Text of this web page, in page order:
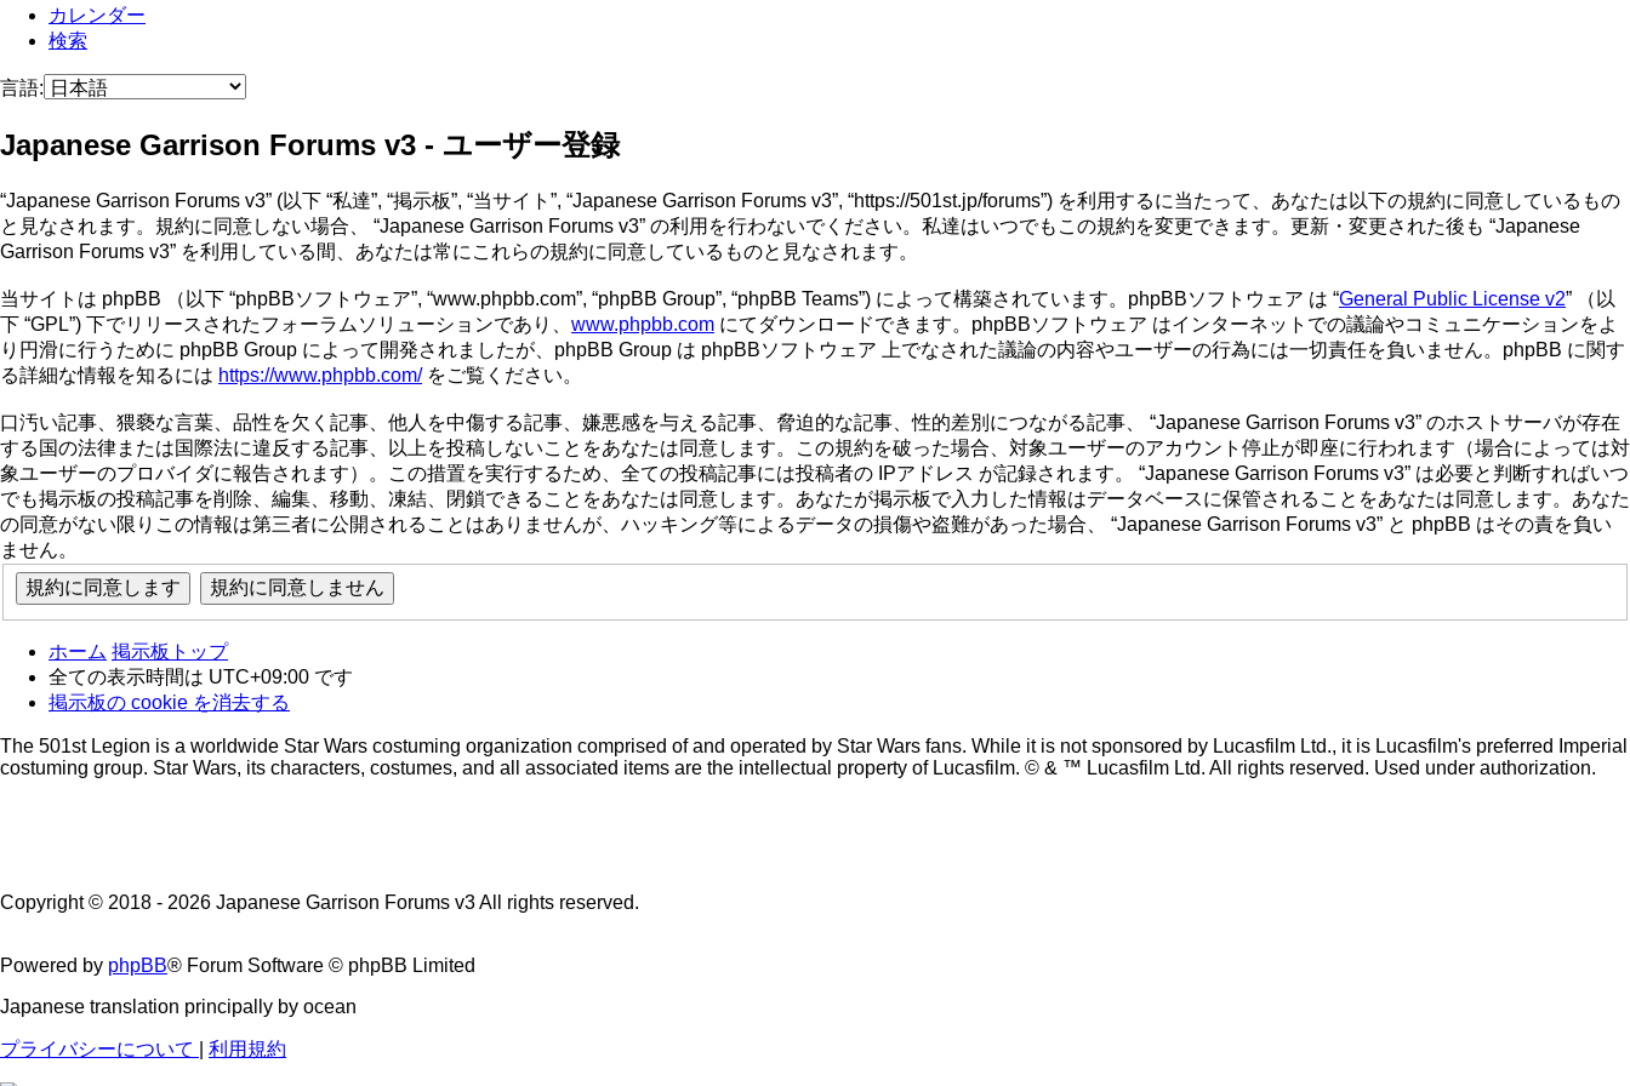
カレンダー
検索
言語:
Japanese Garrison Forums v3 - ユーザー登録
“Japanese Garrison Forums v3” (以下 “私達”, “掲示板”, “当サイト”, “Japanese Garrison Forums v3”, “https://501st.jp/forums”) を利用するに当たって、あなたは以下の規約に同意しているもの
と見なされます。規約に同意しない場合、 “Japanese Garrison Forums v3” の利用を行わないでください。私達はいつでもこの規約を変更できます。更新・変更された後も “Japanese
Garrison Forums v3” を利用している間、あなたは常にこれらの規約に同意しているものと見なされます。
当サイトは phpBB （以下 “phpBBソフトウェア”, “www.phpbb.com”, “phpBB Group”, “phpBB Teams”) によって構築されています。phpBBソフトウェア は “General Public License v2” （以
下 “GPL”) 下でリリースされたフォーラムソリューションであり、 www.phpbb.com にてダウンロードできます。phpBBソフトウェア はインターネットでの議論やコミュニケーションをよ
り円滑に行うために phpBB Group によって開発されましたが、phpBB Group は phpBBソフトウェア 上でなされた議論の内容やユーザーの行為には一切責任を負いません。phpBB に関す
る詳細な情報を知るには https://www.phpbb.com/をご覧ください。
口汚い記事、猥褻な言葉、品性を欠く記事、他人を中傷する記事、嫌悪感を与える記事、脅迫的な記事、性的差別につながる記事、 “Japanese Garrison Forums v3” のホストサーバが存在
する国の法律または国際法に違反する記事、以上を投稿しないことをあなたは同意します。この規約を破った場合、対象ユーザーのアカウント停止が即座に行われます（場合によっては対
象ユーザーのプロバイダに報告されます）。この措置を実行するため、全ての投稿記事には投稿者の IPアドレス が記録されます。 “Japanese Garrison Forums v3” は必要と判断すればいつ
でも掲示板の投稿記事を削除、編集、移動、凍結、閉鎖できることをあなたは同意します。あなたが掲示板で入力した情報はデータベースに保管されることをあなたは同意します。あなた
の同意がない限りこの情報は第三者に公開されることはありませんが、ハッキング等によるデータの損傷や盗難があった場合、 “Japanese Garrison Forums v3” と phpBB はその責を負い
ません。
ホーム 掲示板トップ
全ての表示時間は UTC+09:00 です
掲示板の cookie を消去する
The 501st Legion is a worldwide Star Wars costuming organization comprised of and operated by Star Wars fans. While it is not sponsored by Lucasfilm Ltd., it is Lucasfilm's preferred Imperial
costuming group. Star Wars, its characters, costumes, and all associated items are the intellectual property of Lucasfilm. © & ™ Lucasfilm Ltd. All rights reserved. Used under authorization.
Copyright © 2018 - 2026 Japanese Garrison Forums v3 All rights reserved.
Powered by phpBB® Forum Software © phpBB Limited
Japanese translation principally by ocean
プライバシーについて 利用規約